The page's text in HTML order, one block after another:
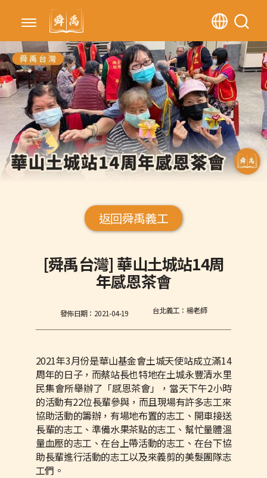
返回舜禹義工
[舜禹台灣] 華山土城站14周
年感恩茶會
發佈日期： 2021-04-19 台北義工：楊老師
2021年3月份是華山基金會土城天使站成立滿14
周年的日子，而蔡站長也特地在土城永豐清水里
民集會所舉辦了「感恩茶會」，當天下午2小時
的活動有22位長輩參與，而且現場有許多志工來
協助活動的籌辦，有場地布置的志工、開車接送
長輩的志工、準備水果茶點的志工、幫忙量體溫
量血壓的志工、在台上帶活動的志工、在台下協
助長輩進行活動的志工以及來義剪的美髮團隊志
工們。